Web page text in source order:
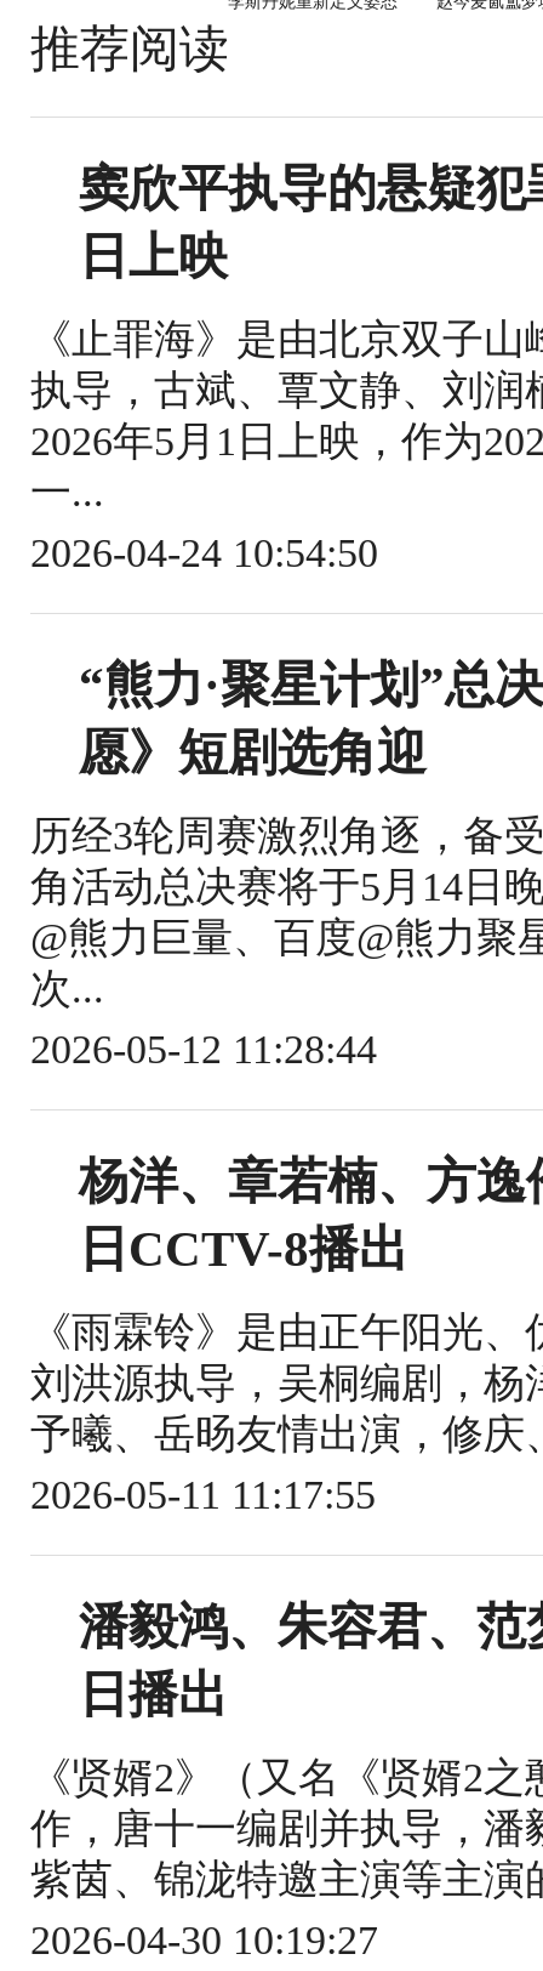
推荐阅读
窦欣平执导的悬疑
日上映
《止罪海》是由北京双子
执导，古斌、覃文静、刘
2026年5月1日上映，作为
一...
2026-04-24 10:54:50
“熊力·聚星计划”总
愿》短剧选角迎
历经3轮周赛激烈角逐，备
角活动总决赛将于5月14日
@熊力巨量、百度@熊力聚
次...
2026-05-12 11:28:44
杨洋、章若楠、方
日CCTV-8播出
《雨霖铃》是由正午阳光
刘洪源执导，吴桐编剧，
予曦、岳旸友情出演，修
2026-05-11 11:17:55
潘毅鸿、朱容君、
日播出
《贤婿2》（又名《贤婿2
作，唐十一编剧并执导，
紫茵、锦泷特邀主演等主演
2026-04-30 10:19:27